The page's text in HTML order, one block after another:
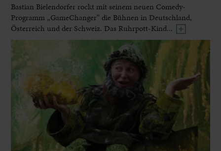
Bastian Bielendorfer rockt mit seinem neuen Comedy-
Programm „GameChanger“ die Bühnen in Deutschland,
Österreich und der Schweiz. Das Ruhrpott-Kind...